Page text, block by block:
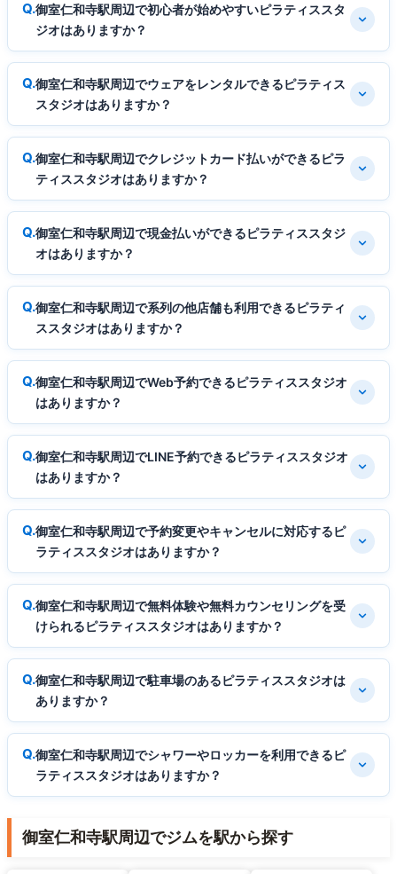
御室仁和寺駅周辺で初心者が始めやすいピラティススタ
ジオはありますか？
御室仁和寺駅周辺でウェアをレンタルできるピラティス
スタジオはありますか？
御室仁和寺駅周辺でクレジットカード払いができるピラ
ティススタジオはありますか？
御室仁和寺駅周辺で現金払いができるピラティススタジ
オはありますか？
御室仁和寺駅周辺で系列の他店舗も利用できるピラティ
ススタジオはありますか？
御室仁和寺駅周辺でWeb予約できるピラティススタジオ
はありますか？
御室仁和寺駅周辺でLINE予約できるピラティススタジオ
はありますか？
御室仁和寺駅周辺で予約変更やキャンセルに対応するピ
ラティススタジオはありますか？
御室仁和寺駅周辺で無料体験や無料カウンセリングを受
けられるピラティススタジオはありますか？
御室仁和寺駅周辺で駐車場のあるピラティススタジオは
ありますか？
御室仁和寺駅周辺でシャワーやロッカーを利用できるピ
ラティススタジオはありますか？
御室仁和寺駅周辺でジムを駅から探す